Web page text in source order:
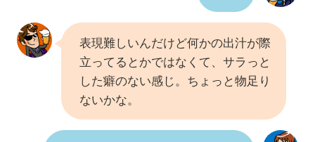
表現難しいんだけど何かの出汁が際
立ってるとかではなくて、サラっと
した癖のない感じ。ちょっと物足り
ないかな。